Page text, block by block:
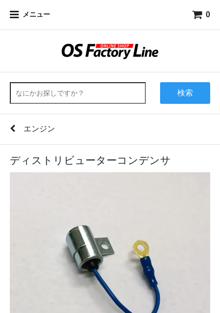
メニュー 0
検索
エンジン
ディストリビューターコンデンサ